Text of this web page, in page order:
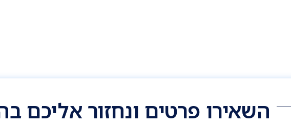
השאירו פרטים ונחזור אליכם